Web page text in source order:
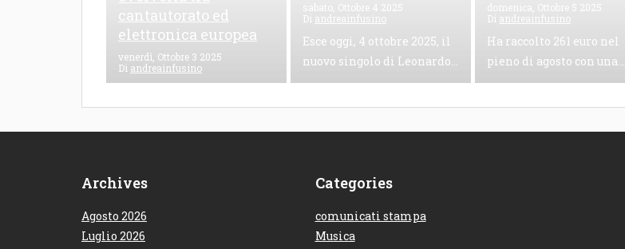
cantautorato ed
elettronica europea
venerdì, Ottobre 3 2025
Di andreainfusino
de Il Maestrale, un mix
sonoro...
sabato, Ottobre 4 2025
Di andreainfusino
Esce oggi, 4 ottobre 2025, il
nuovo singolo di Leonardo...
domenica, Ottobre 5 2025
Di andreainfusino
Ha raccolto 261 euro nel
pieno di agosto con una...
Archives
Agosto 2026
Luglio 2026
Categories
comunicati stampa
Musica